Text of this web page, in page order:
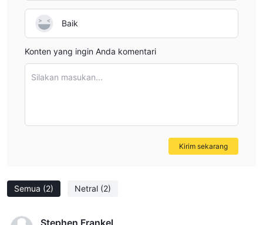
Semua (2) Netral (2)
Stephen Frankel
Baik
Konten yang ingin Anda komentari
Silakan masukan...
Kirim sekarang